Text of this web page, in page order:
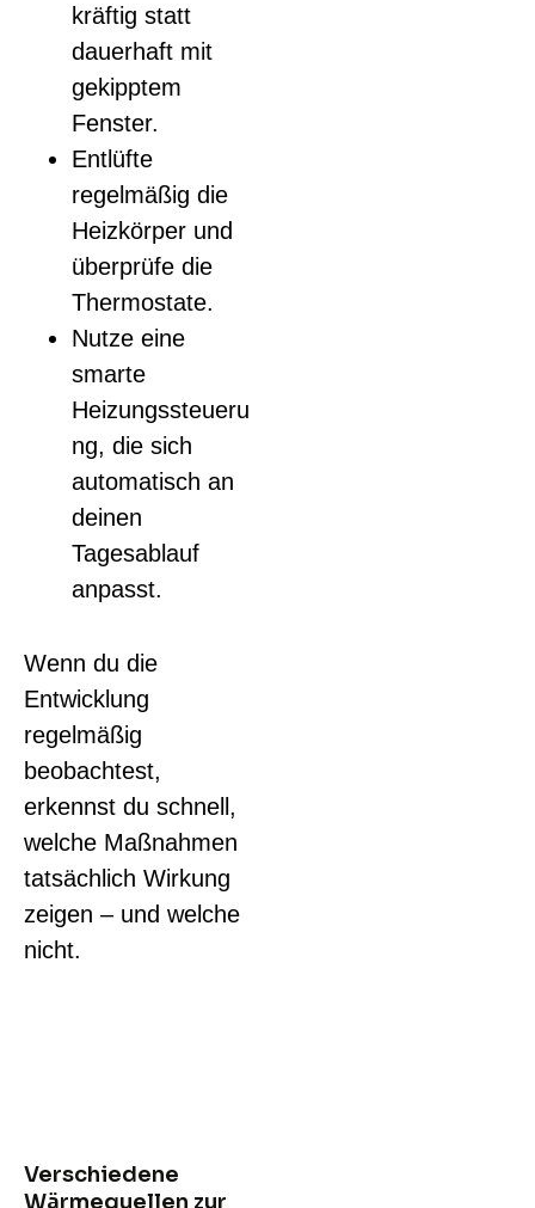
kräftig statt
dauerhaft mit
gekipptem
Fenster.
Entlüfte
regelmäßig die
Heizkörper und
überprüfe die
Thermostate.
Nutze eine
smarte
Heizungssteueru
ng, die sich
automatisch an
deinen
Tagesablauf
anpasst.
Wenn du die
Entwicklung
regelmäßig
beobachtest,
erkennst du schnell,
welche Maßnahmen
tatsächlich Wirkung
zeigen – und welche
nicht.
Verschiedene
Wärmequellen zur